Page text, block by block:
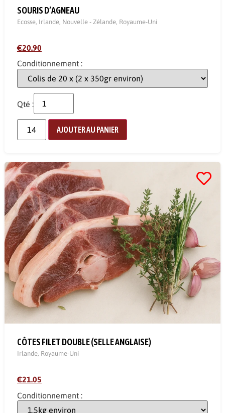
SOURIS D’AGNEAU
Ecosse, Irlande, Nouvelle - Zélande, Royaume-Uni
€20.90
Conditionnement :
Qté :
AJOUTER AU PANIER
CÔTES FILET DOUBLE (SELLE ANGLAISE)
Irlande, Royaume-Uni
€21.05
Conditionnement :